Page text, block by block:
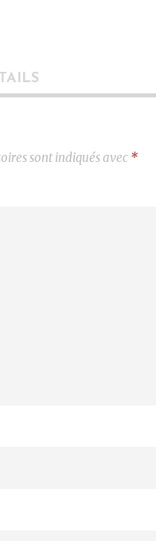
sont indiqués avec *